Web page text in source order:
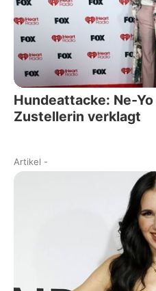
Hundeattacke: Ne-
Zustellerin verklagt
Artikel -